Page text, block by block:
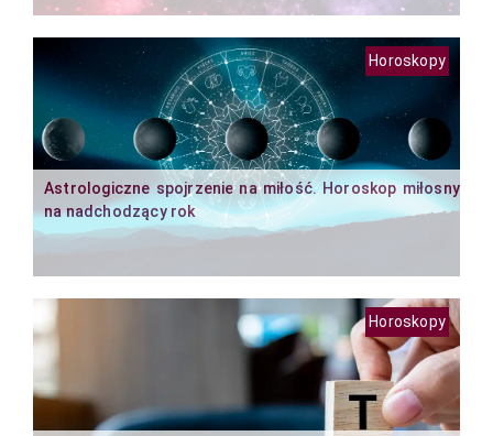
Astrologiczne spojrzenie na miłość. Horoskop miłosny
na nadchodzący rok
Horoskopy
Horoskopy